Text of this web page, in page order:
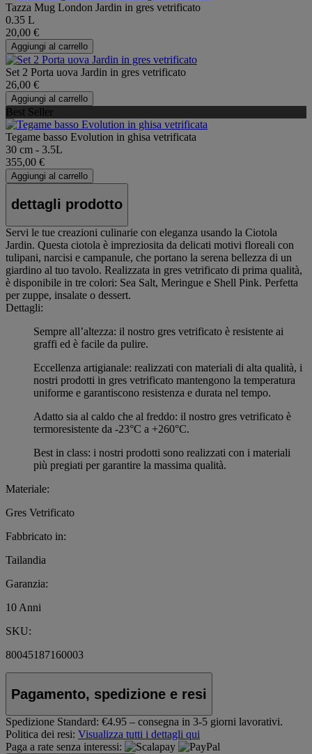
Tazza Mug London Jardin in gres vetrificato
0.35 L
20,00 €
Aggiungi al carrello
Set 2 Porta uova Jardin in gres vetrificato
26,00 €
Aggiungi al carrello
Best Seller
Tegame basso Evolution in ghisa vetrificata
30 cm - 3.5L
355,00 €
Aggiungi al carrello
dettagli prodotto
Servi le tue creazioni culinarie con eleganza usando la Ciotola
Jardin. Questa ciotola è impreziosita da delicati motivi floreali con
tulipani, narcisi e campanule, che portano la serena bellezza di un
giardino al tuo tavolo. Realizzata in gres vetrificato di prima qualità,
è disponibile in tre colori: Sea Salt, Meringue e Shell Pink. Perfetta
per zuppe, insalate o dessert.
Dettagli:
Sempre all’altezza: il nostro gres vetrificato è resistente ai
graffi ed è facile da pulire.
Eccellenza artigianale: realizzati con materiali di alta qualità, i
nostri prodotti in gres vetrificato mantengono la temperatura
uniforme e garantiscono resistenza e durata nel tempo.
Adatto sia al caldo che al freddo: il nostro gres vetrificato è
termoresistente da -23°C a +260°C.
Best in class: i nostri prodotti sono realizzati con i materiali
più pregiati per garantire la massima qualità.
Materiale:
Gres Vetrificato
Fabbricato in:
Tailandia
Garanzia:
10 Anni
SKU:
80045187160003
Pagamento, spedizione e resi
Spedizione Standard: €4.95 – consegna in 3-5 giorni lavorativi.
Politica dei resi: Visualizza tutti i dettagli qui
Paga a rate senza interessi: